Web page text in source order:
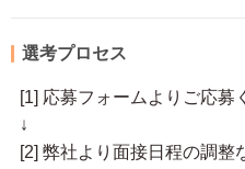
選考プロセス
[1] 応募フォームよりご応募
↓
[2] 弊社より面接日程の調整